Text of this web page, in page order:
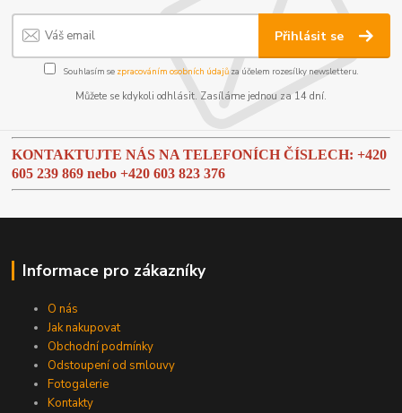
Přihlásit se
Souhlasím se zpracováním osobních údajůza účelem rozesílky newsletteru.
Můžete se kdykoli odhlásit. Zasíláme jednou za 14 dní.
KONTAKTUJTE NÁS NA TELEFONÍCH ČÍSLECH: +420
605 239 869 nebo+420 603 823 376
Informace pro zákazníky
O nás
Jak nakupovat
Obchodní podmínky
Odstoupení od smlouvy
Fotogalerie
Kontakty